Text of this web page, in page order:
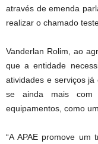
através de emenda
realizar o chamado
Vanderlan Rolim, ao
que a entidade
atividades e serviços
se ainda mais com
equipamentos, como
“A APAE promove um